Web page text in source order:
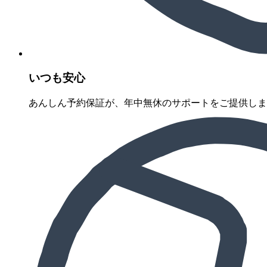
いつも安心
あんしん予約保証が、年中無休のサポートをご提供し